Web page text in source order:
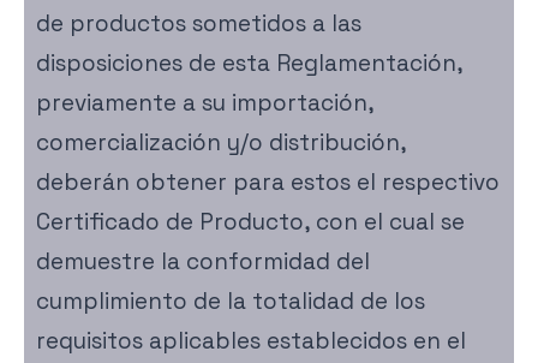
de productos sometidos a las
disposiciones de esta Reglamentación,
previamente a su importación,
comercialización y/o distribución,
deberán obtener para estos el respectivo
Certificado de Producto, con el cual se
demuestre la conformidad del
cumplimiento de la totalidad de los
requisitos aplicables establecidos en el